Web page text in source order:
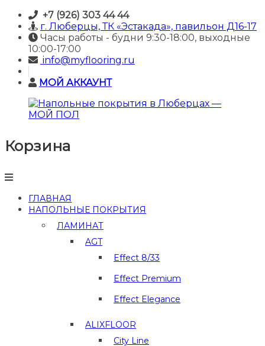
Skip
content
+7 (926) 303 44 44
г. Люберцы, ТК «Эстакада», павильон Д16-17
Часы работы - будни 9:30-18:00, выходные
10:00-17:00
info@myflooring.ru
МОЙ АККАУНТ
Напольные
покрытия
Люберцах
МОЙ
ПОЛ
Корзина
ГЛАВНАЯ
НАПОЛЬНЫЕ ПОКРЫТИЯ
ЛАМИНАТ
AGT
Effect 8/33
Effect Premium
Effect Elegance
ALIXFLOOR
City Line